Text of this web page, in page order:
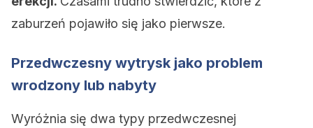
zaburzeń pojawiło się jako pierwsze.
Przedwczesny wytrysk jako problem
wrodzony lub nabyty
Wyróżnia się dwa typy przedwczesnej